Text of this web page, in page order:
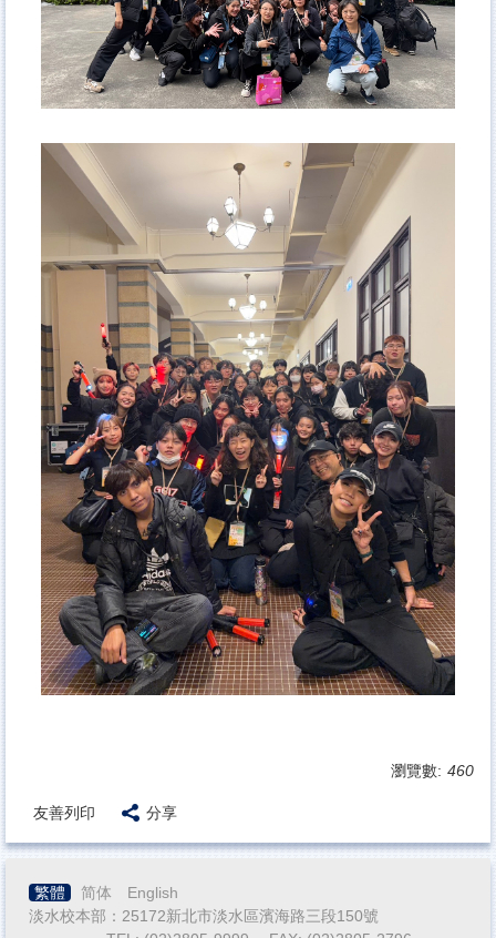
瀏覽數: 460
友善列印 分享
繁體 简体
English
淡水校本部：25172新北市淡水區濱海路三段150號